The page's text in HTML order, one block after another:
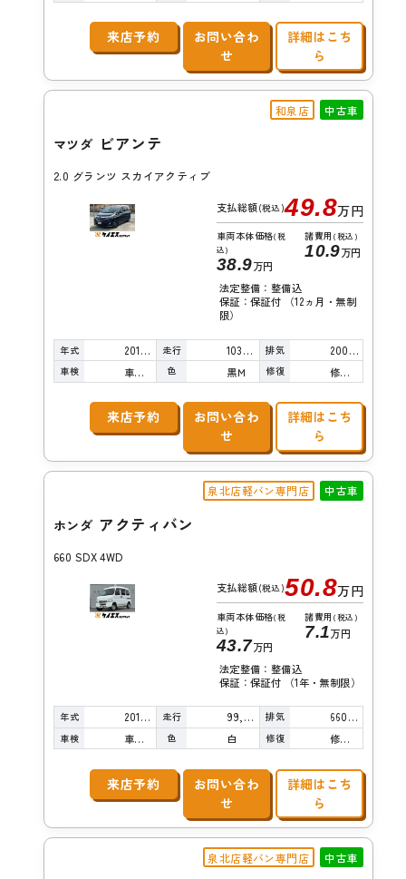
来店予約
お問い合わ
せ
詳細はこち
ら
和泉店 中古車
マツダ ビアンテ
2.0 グランツ スカイアクティブ
支払総額(税込)49.8万円
車両本体価格(税
込)
38.9万円
諸費用 (税込)
10.9万円
法定整備：整備込
保証：保証付 （12ヵ月・無制
限）
年式 2015年 走行 103,000km 排気 2000cc
車検 車検整備付 色 黒Ｍ 修復 修復歴無し
来店予約
お問い合わ
せ
詳細はこち
ら
泉北店軽バン専門店 中古車
ホンダ アクティバン
660 SDX 4WD
支払総額(税込)50.8万円
車両本体価格(税
込)
43.7万円
諸費用 (税込)
7.1万円
法定整備：整備込
保証：保証付 （1年・無制限）
年式 2016年 走行 99,000km 排気 660cc
車検 車検整備付 色 白 修復 修復歴無し
来店予約
お問い合わ
せ
詳細はこち
ら
泉北店軽バン専門店 中古車